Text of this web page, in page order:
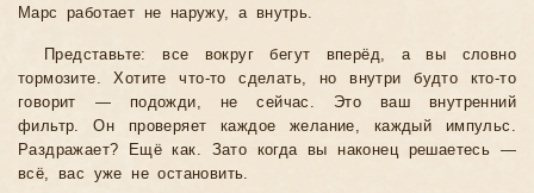
Марс работает не наружу, а внутрь.
Представьте: все вокруг бегут вперёд, а вы словно
тормозите. Хотите что-то сделать, но внутри будто кто-то
говорит — подожди, не сейчас. Это ваш внутренний
фильтр. Он проверяет каждое желание, каждый импульс.
Раздражает? Ещё как. Зато когда вы наконец решаетесь —
всё, вас уже не остановить.